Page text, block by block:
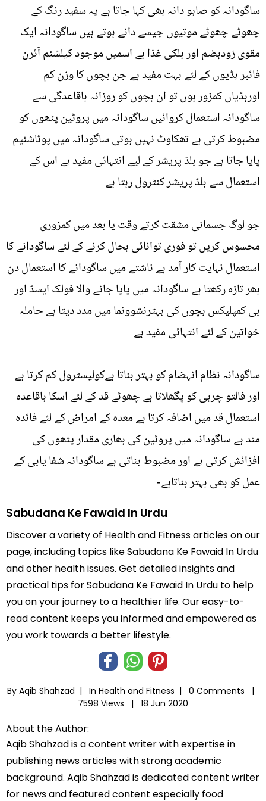
ساگودانہ کو صابو دانہ بھی کہا جاتا ہے یہ سفید رنگ کے
چھوٹے چھوٹے موتیوں جیسے دانے ہوتے ہیں ساگودانہ ایک
مقوی زودہضم اور ہلکی غذا ہے اسمیں موجود کیلشئم آئرن
فائبر ہڈیوں کے لئے بہت مفید ہے جن بچوں کا وزن کم
اورہڈیاں کمزور ہوں تو ان بچوں کو روزانہ باقاعدگی سے
ساگودانہ استعمال کروائیں ساگودانہ میں پروٹین پٹھوں کو
مضبوط کرتی ہے تھکاوٹ نہیں ہوتی ساگودانہ میں پوٹاشئیم
پایا جاتا ہے جو بلڈ پریشر کے لیے انتہائی مفید ہے اس کے
استعمال سے بلڈ پریشر کنٹرول رہتا ہے
جو لوگ جسمانی مشقت کرتے وقت یا بعد میں کمزوری
محسوس کریں تو فوری توانائی بحال کرنے کے لئے ساگودانے کا
استعمال نہایت کار آمد ہے ناشتے میں ساگودانے کا استعمال دن
بھر تازہ رکھتا ہے ساگودانہ میں پایا جانے والا فولک ایسڈ اور
بی کمپلیکس بچوں کی بہترنشوونما میں مدد دیتا ہے حاملہ
خواتین کے لئے انتہائی مفید ہے
ساگودانہ نظام انہضام کو بہتر بناتا ہےکولیسٹرول کم کرتا ہے
اور فالتو چربی کو پگھلاتا ہے چھوٹے قد کے لئے اسکا باقاعدہ
استعمال قد میں اضافہ کرتا ہے معدہ کے امراض کے لئے فائدہ
مند ہے ساگودانہ میں پروٹین کی بھاری مقدار پٹھوں کی
افزائش کرتی ہے اور مضبوط بناتی ہے ساگودانہ شفا یابی کے
عمل کو بھی بہتر بناتاہے-
Sabudana Ke Fawaid In Urdu
Discover a variety of Health and Fitness articles on our
page, including topics like Sabudana Ke Fawaid In Urdu
and other health issues. Get detailed insights and
practical tips for Sabudana Ke Fawaid In Urdu to help
you on your journey to a healthier life. Our easy-to-
read content keeps you informed and empowered as
you work towards a better lifestyle.
By Aqib Shahzad | In Health and Fitness |
0 Comments |
7598 Views |
18 Jun 2020
About the Author:
Aqib Shahzad is a content writer with expertise in
publishing news articles with strong academic
background. Aqib Shahzad is dedicated content writer
for news and featured content especially food